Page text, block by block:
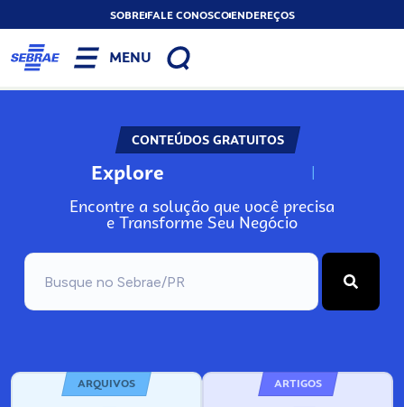
SOBREFALE CONOSCOENDEREÇOS
MENU
CONTEÚDOS GRATUITOS
Explore N
Encontre a solução que você precisa
e Transforme Seu Negócio
ARQUIVOS ARTIGOS